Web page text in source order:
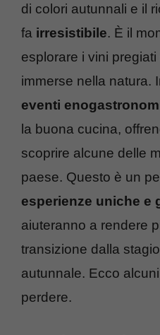
di colori autunnali e il
fa irresistibile. È il
esplorare i vini
immerse nella natura.
eventi
la buona cucina,
scoprire alcune delle
paese. Questo è un
esperienze uniche e
aiuteranno a rendere
transizione dalla
autunnale. Ecco
perdere.